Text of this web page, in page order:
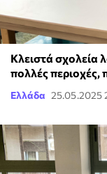
Κλειστά σχολεία
πολλές περιοχές,
Ελλάδα 25.05.2025